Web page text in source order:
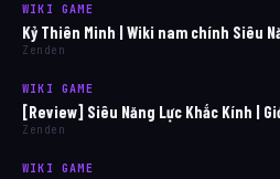
WIKI GAME
Kỷ Thiên Minh | Wiki nam chính Siêu
Zenden
WIKI GAME
[Review] Siêu Năng Lực Khắc Kính |
Zenden
WIKI GAME